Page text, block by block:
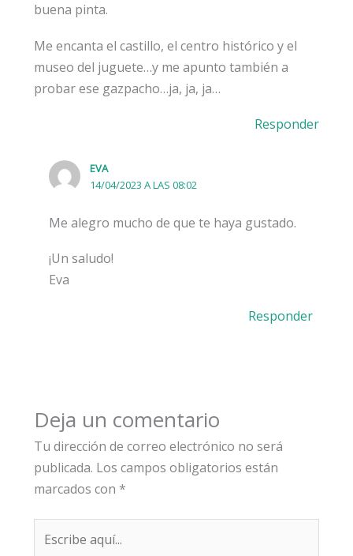
buena pinta.
Me encanta el castillo, el centro histórico y el
museo del juguete…y me apunto también a
probar ese gazpacho…ja, ja, ja…
Responder
EVA
14/04/2023 A LAS 08:02
Me alegro mucho de que te haya gustado.
¡Un saludo!
Eva
Responder
Deja un comentario
Tu dirección de correo electrónico no será
publicada. Los campos obligatorios están
marcados con *
aquí...